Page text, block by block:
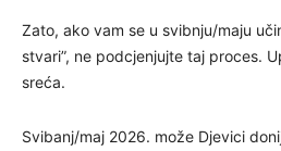
Zato, ako vam se u svibnju/maju
stvari”, ne podcjenjujte taj proces.
sreća.
Svibanj/maj 2026. može Djevici